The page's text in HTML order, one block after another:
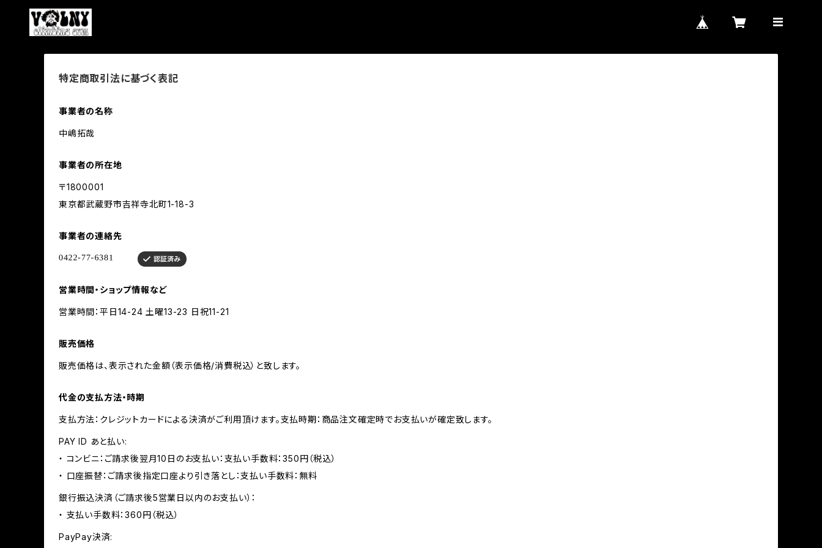
特定商取引法に基づく表記
事業者の名称
中嶋拓哉
事業者の所在地
〒1800001
東京都武蔵野市吉祥寺北町1-18-3
事業者の連絡先
営業時間・ショップ情報など
営業時間：平日14-24 土曜13-23 日祝11-21
販売価格
販売価格は、表示された金額（表示価格/消費税込）と致します。
代金の支払方法・時期
支払方法：クレジットカードによる決済がご利用頂けます。支払時期：商品注文確定時でお支払いが確定致します。
PAY ID あと払い:
・ コンビニ：ご請求後翌月10日のお支払い：支払い手数料：350円（税込）
・ 口座振替：ご請求後指定口座より引き落とし：支払い手数料：無料
銀行振込決済（ご請求後5営業日以内のお支払い）：
・ 支払い手数料：360円（税込）
PayPay決済: